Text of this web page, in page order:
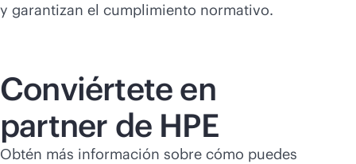
y garantizan el cumplimiento normativo.
Conviértete en
partner de HPE
Obtén más información sobre cómo puedes